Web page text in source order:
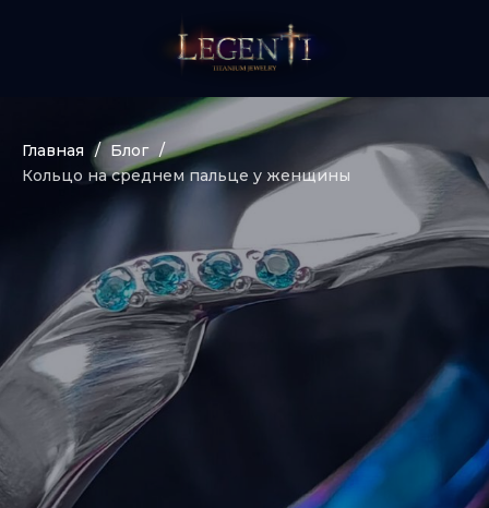
Главная / Блог /
Кольцо на среднем пальце у женщины